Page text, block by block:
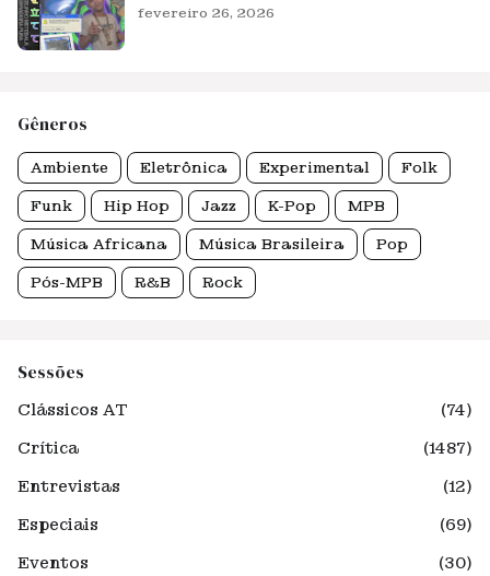
fevereiro 26, 2026
Gêneros
Ambiente Eletrônica Experimental Folk
Funk Hip Hop Jazz K-Pop MPB
Música Africana Música Brasileira Pop
Pós-MPB R&B Rock
Sessões
Clássicos AT
(74)
Crítica
(1487)
Entrevistas
(12)
Especiais
(69)
Eventos
(30)